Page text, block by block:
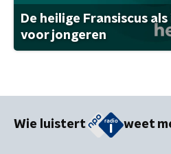
De heilige Fransiscus
voor jongeren
Wie luistert weet